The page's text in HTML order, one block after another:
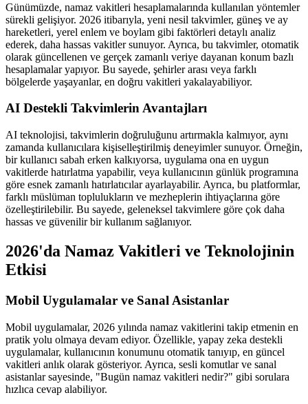
Günümüzde, namaz vakitleri hesaplamalarında kullanılan yöntemler
sürekli gelişiyor. 2026 itibarıyla, yeni nesil takvimler, güneş ve ay
hareketleri, yerel enlem ve boylam gibi faktörleri detaylı analiz
ederek, daha hassas vakitler sunuyor. Ayrıca, bu takvimler, otomatik
olarak güncellenen ve gerçek zamanlı veriye dayanan konum bazlı
hesaplamalar yapıyor. Bu sayede, şehirler arası veya farklı
bölgelerde yaşayanlar, en doğru vakitleri yakalayabiliyor.
AI Destekli Takvimlerin Avantajları
AI teknolojisi, takvimlerin doğruluğunu artırmakla kalmıyor, aynı
zamanda kullanıcılara kişiselleştirilmiş deneyimler sunuyor. Örneğin,
bir kullanıcı sabah erken kalkıyorsa, uygulama ona en uygun
vakitlerde hatırlatma yapabilir, veya kullanıcının günlük programına
göre esnek zamanlı hatırlatıcılar ayarlayabilir. Ayrıca, bu platformlar,
farklı müslüman toplulukların ve mezheplerin ihtiyaçlarına göre
özelleştirilebilir. Bu sayede, geleneksel takvimlere göre çok daha
hassas ve güvenilir bir kullanım sağlanıyor.
2026'da Namaz Vakitleri ve Teknolojinin
Etkisi
Mobil Uygulamalar ve Sanal Asistanlar
Mobil uygulamalar, 2026 yılında namaz vakitlerini takip etmenin en
pratik yolu olmaya devam ediyor. Özellikle, yapay zeka destekli
uygulamalar, kullanıcının konumunu otomatik tanıyıp, en güncel
vakitleri anlık olarak gösteriyor. Ayrıca, sesli komutlar ve sanal
asistanlar sayesinde, "Bugün namaz vakitleri nedir?" gibi sorulara
hızlıca cevap alabiliyor.